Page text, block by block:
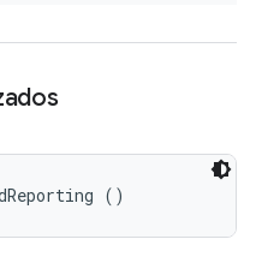
()